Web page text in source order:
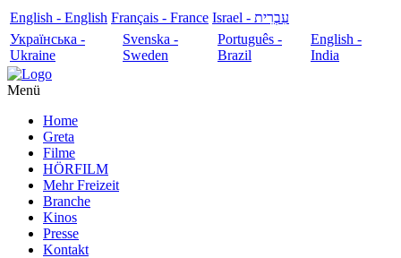
English - English Français - France
עִבְרִית - Israel
Українська -
Ukraine
Svenska -
Sweden
Português -
Brazil
English -
India
Menü
Home
Greta
Filme
HÖRFILM
Mehr Freizeit
Branche
Kinos
Presse
Kontakt